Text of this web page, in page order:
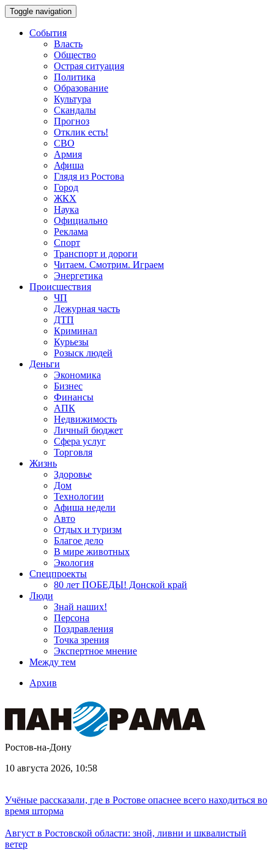
Toggle navigation
События
Власть
Общество
Острая ситуация
Политика
Образование
Культура
Скандалы
Прогноз
Отклик есть!
СВО
Армия
Афиша
Глядя из Ростова
Город
ЖКХ
Наука
Официально
Реклама
Спорт
Транспорт и дороги
Читаем. Смотрим. Играем
Энергетика
Происшествия
ЧП
Дежурная часть
ДТП
Криминал
Курьезы
Розыск людей
Деньги
Экономика
Бизнес
Финансы
АПК
Недвижимость
Личный бюджет
Сфера услуг
Торговля
Жизнь
Здоровье
Дом
Технологии
Афиша недели
Авто
Отдых и туризм
Благое дело
В мире животных
Экология
Спецпроекты
80 лет ПОБЕДЫ! Донской край
Люди
Знай наших!
Персона
Поздравления
Точка зрения
Экспертное мнение
Между тем
Архив
Ростов-на-Дону
10 августа 2026, 10:58
Учёные рассказали, где в Ростове опаснее всего находиться во
время шторма
Август в Ростовской области: зной, ливни и шквалистый
ветер